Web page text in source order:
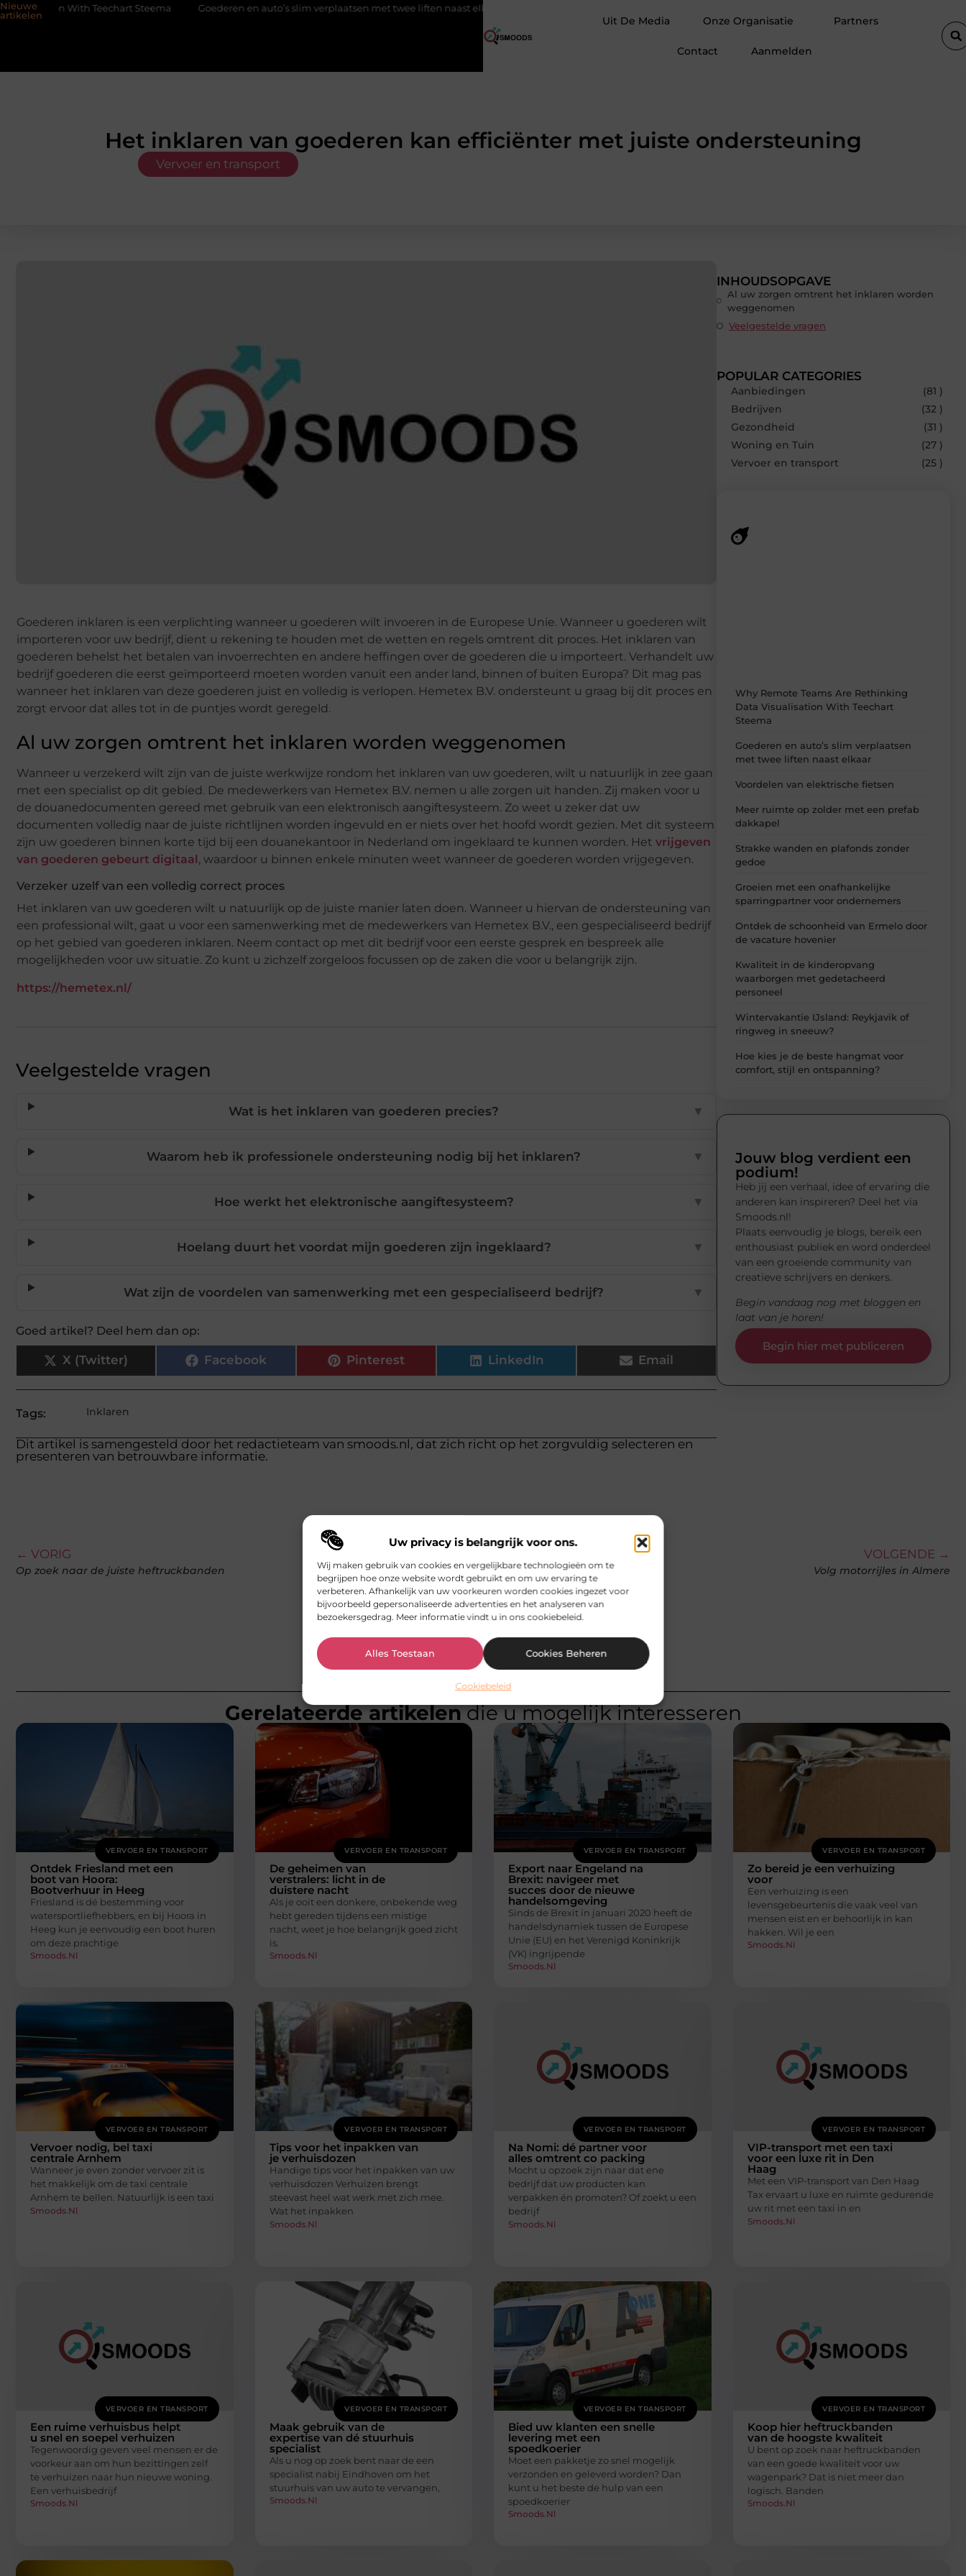
Uw privacy is belangrijk voor ons.
Wij maken gebruik van cookies en vergelijkbare technologieën om te
begrijpen hoe onze website wordt gebruikt en om uw ervaring te
verbeteren. Afhankelijk van uw voorkeuren worden cookies ingezet voor
bijvoorbeeld gepersonaliseerde advertenties en het analyseren van
bezoekersgedrag. Meer informatie vindt u in ons cookiebeleid.
Alles Toestaan Cookies Beheren
Cookiebeleid
Nieuwe
artikelen
Teechart Steema Goederen en auto’s slim verplaatsen met twee liften naast elkaar Voordelen van elektrische fietsen
Uit De Media Onze Organisatie Partners
Contact Aanmelden
Het inklaren van goederen kan efficiënter met juiste ondersteuning
Vervoer en transport
Goederen inklaren is een verplichting wanneer u goederen wilt invoeren in de Europese Unie. Wanneer u goederen wilt
importeren voor uw bedrijf, dient u rekening te houden met de wetten en regels omtrent dit proces. Het inklaren van
goederen behelst het betalen van invoerrechten en andere heffingen over de goederen die u importeert. Verhandelt uw
bedrijf goederen die eerst geïmporteerd moeten worden vanuit een ander land, binnen of buiten Europa? Dit mag pas
wanneer het inklaren van deze goederen juist en volledig is verlopen. Hemetex B.V. ondersteunt u graag bij dit proces en
zorgt ervoor dat alles tot in de puntjes wordt geregeld.
Al uw zorgen omtrent het inklaren worden weggenomen
Wanneer u verzekerd wilt zijn van de juiste werkwijze rondom het inklaren van uw goederen, wilt u natuurlijk in zee gaan
met een specialist op dit gebied. De medewerkers van Hemetex B.V. nemen u alle zorgen uit handen. Zij maken voor u
de douanedocumenten gereed met gebruik van een elektronisch aangiftesysteem. Zo weet u zeker dat uw
documenten volledig naar de juiste richtlijnen worden ingevuld en er niets over het hoofd wordt gezien. Met dit systeem
zijn uw goederen binnen korte tijd bij een douanekantoor in Nederland om ingeklaard te kunnen worden. Het vrijgeven
van goederen gebeurt digitaal, waardoor u binnen enkele minuten weet wanneer de goederen worden vrijgegeven.
Verzeker uzelf van een volledig correct proces
Het inklaren van uw goederen wilt u natuurlijk op de juiste manier laten doen. Wanneer u hiervan de ondersteuning van
een professional wilt, gaat u voor een samenwerking met de medewerkers van Hemetex B.V., een gespecialiseerd bedrijf
op het gebied van goederen inklaren. Neem contact op met dit bedrijf voor een eerste gesprek en bespreek alle
mogelijkheden voor uw situatie. Zo kunt u zichzelf zorgeloos focussen op de zaken die voor u belangrijk zijn.
https://hemetex.nl/
Veelgestelde vragen
Wat is het inklaren van goederen precies? ▼
Waarom heb ik professionele ondersteuning nodig bij het inklaren? ▼
Hoe werkt het elektronische aangiftesysteem? ▼
Hoelang duurt het voordat mijn goederen zijn ingeklaard? ▼
Wat zijn de voordelen van samenwerking met een gespecialiseerd bedrijf? ▼
Goed artikel? Deel hem dan op:
X (Twitter) Facebook Pinterest LinkedIn Email
Tags: Inklaren
Dit artikel is samengesteld door het redactieteam van smoods.nl, dat zich richt op het zorgvuldig selecteren en
presenteren van betrouwbare informatie.
INHOUDSOPGAVE
Al uw zorgen omtrent het inklaren worden
weggenomen
Veelgestelde vragen
POPULAR CATEGORIES
Aanbiedingen
(81 )
Bedrijven
(32 )
Gezondheid
(31 )
Woning en Tuin
(27 )
Vervoer en transport
(25 )
Why Remote Teams Are Rethinking
Data Visualisation With Teechart
Steema
Goederen en auto’s slim verplaatsen
met twee liften naast elkaar
Voordelen van elektrische fietsen
Meer ruimte op zolder met een prefab
dakkapel
Strakke wanden en plafonds zonder
gedoe
Groeien met een onafhankelijke
sparringpartner voor ondernemers
Ontdek de schoonheid van Ermelo door
de vacature hovenier
Kwaliteit in de kinderopvang
waarborgen met gedetacheerd
personeel
Wintervakantie IJsland: Reykjavik of
ringweg in sneeuw?
Hoe kies je de beste hangmat voor
comfort, stijl en ontspanning?
Jouw blog verdient een
podium!
Heb jij een verhaal, idee of ervaring die
anderen kan inspireren? Deel het via
Smoods.nl!
Plaats eenvoudig je blogs, bereik een
enthousiast publiek en word onderdeel
van een groeiende community van
creatieve schrijvers en denkers.
Begin vandaag nog met bloggen en
laat van je horen!
Begin hier met publiceren
← VORIG
Op zoek naar de juiste heftruckbanden
VOLGENDE →
Volg motorrijles in Almere
Gerelateerde artikelendie u mogelijk interesseren
VERVOER EN TRANSPORT
Ontdek Friesland met een
boot van Hoora:
Bootverhuur in Heeg
Friesland is dé bestemming voor
watersportliefhebbers, en bij Hoora in
Heeg kun je eenvoudig een boot huren
om deze prachtige
Smoods.nl
VERVOER EN TRANSPORT
De geheimen van
verstralers: licht in de
duistere nacht
Als je ooit een donkere, onbekende weg
hebt gereden tijdens een mistige
nacht, weet je hoe belangrijk goed zicht
is.
Smoods.nl
VERVOER EN TRANSPORT
Export naar Engeland na
Brexit: navigeer met
succes door de nieuwe
handelsomgeving
Sinds de Brexit in januari 2020 heeft de
handelsdynamiek tussen de Europese
Unie (EU) en het Verenigd Koninkrijk
(VK) ingrijpende
Smoods.nl
VERVOER EN TRANSPORT
Zo bereid je een verhuizing
voor
Een verhuizing is een
levensgebeurtenis die vaak veel van
mensen eist en er behoorlijk in kan
hakken. Wil je een
Smoods.nl
VERVOER EN TRANSPORT
Vervoer nodig, bel taxi
centrale Arnhem
Wanneer je even zonder vervoer zit is
het makkelijk om de taxi centrale
Arnhem te bellen. Natuurlijk is een taxi
Smoods.nl
VERVOER EN TRANSPORT
Tips voor het inpakken van
je verhuisdozen
Handige tips voor het inpakken van uw
verhuisdozen Verhuizen brengt
steevast heel wat werk met zich mee.
Wat het inpakken
Smoods.nl
VERVOER EN TRANSPORT
Na Nomi: dé partner voor
alles omtrent co packing
Mocht u opzoek zijn naar dat ene
bedrijf dat uw producten kan
verpakken én promoten? Of zoekt u een
bedrijf
Smoods.nl
VERVOER EN TRANSPORT
VIP-transport met een taxi
voor een luxe rit in Den
Haag
Met een VIP-transport van Den Haag
Tax ervaart u luxe en ruimte gedurende
uw rit met een taxi in en
Smoods.nl
VERVOER EN TRANSPORT
Een ruime verhuisbus helpt
u snel en soepel verhuizen
Tegenwoordig geven veel mensen er de
voorkeur aan om hun bezittingen zelf
te verhuizen naar hun nieuwe woning.
Een verhuisbedrijf
Smoods.nl
VERVOER EN TRANSPORT
Maak gebruik van de
expertise van dé stuurhuis
specialist
Als u nog op zoek bent naar de een
specialist nabij Eindhoven om het
stuurhuis van uw auto te vervangen,
Smoods.nl
VERVOER EN TRANSPORT
Bied uw klanten een snelle
levering met een
spoedkoerier
Moet een pakketje zo snel mogelijk
verzonden en geleverd worden? Dan
kunt u het beste de hulp van een
spoedkoerier
Smoods.nl
VERVOER EN TRANSPORT
Koop hier heftruckbanden
van de hoogste kwaliteit
U bent op zoek naar heftruckbanden
van een goede kwaliteit voor uw
wagenpark? Dat is niet meer dan
logisch. Banden
Smoods.nl